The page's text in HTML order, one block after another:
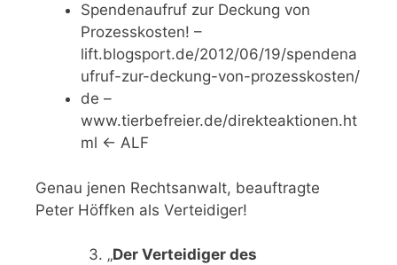
Spendenaufruf zur Deckung von
Prozesskosten! –
lift.blogsport.de/2012/06/19/spendena
ufruf-zur-deckung-von-prozesskosten/
de –
www.tierbefreier.de/direkteaktionen.ht
ml <- ALF
Genau jenen Rechtsanwalt, beauftragte
Peter Höffken als Verteidiger!
3. „Der Verteidiger des